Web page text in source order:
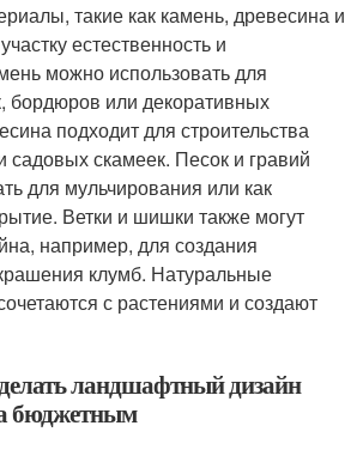
такие как камень, древесина и
естественность и
можно использовать для
бордюров или декоративных
подходит для строительства
садовых скамеек. Песок и гравий
для мульчирования или как
Ветки и шишки также могут
например, для создания
клумб. Натуральные
с растениями и создают
ландшафтный дизайн
бюджетным